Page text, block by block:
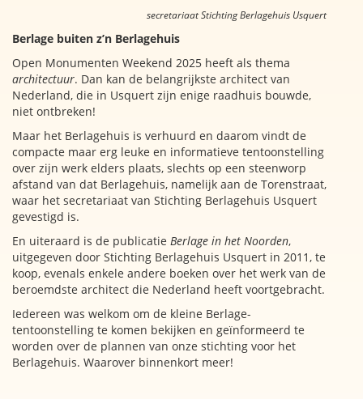
secretariaat Stichting Berlagehuis Usquert
Berlage buiten z’n Berlagehuis
Open Monumenten Weekend 2025 heeft als thema
architectuur. Dan kan de belangrijkste architect van
Nederland, die in Usquert zijn enige raadhuis bouwde,
niet ontbreken!
Maar het Berlagehuis is verhuurd en daarom vindt de
compacte maar erg leuke en informatieve tentoonstelling
over zijn werk elders plaats, slechts op een steenworp
afstand van dat Berlagehuis, namelijk aan de Torenstraat,
waar het secretariaat van Stichting Berlagehuis Usquert
gevestigd is.
En uiteraard is de publicatie Berlage in het Noorden,
uitgegeven door Stichting Berlagehuis Usquert in 2011, te
koop, evenals enkele andere boeken over het werk van de
beroemdste architect die Nederland heeft voortgebracht.
Iedereen was welkom om de kleine Berlage-
tentoonstelling te komen bekijken en geïnformeerd te
worden over de plannen van onze stichting voor het
Berlagehuis. Waarover binnenkort meer!